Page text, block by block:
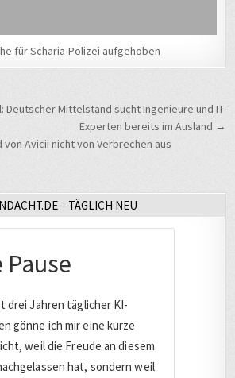
für Scharia-Polizei aufgehoben
Deutscher Mittelstand sucht Ingenieure und IT-
Experten bereits im Ausland →
Avicii nicht von Verbrechen aus
– TÄGLICH NEU